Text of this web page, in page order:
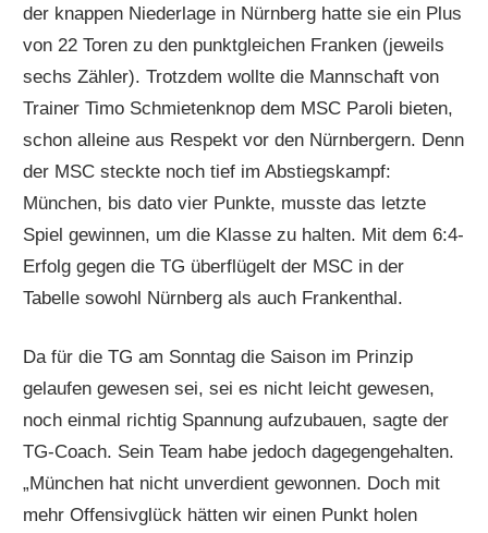
der knappen Niederlage in Nürnberg hatte sie ein Plus
von 22 Toren zu den punktgleichen Franken (jeweils
sechs Zähler). Trotzdem wollte die Mannschaft von
Trainer Timo Schmietenknop dem MSC Paroli bieten,
schon alleine aus Respekt vor den Nürnbergern. Denn
der MSC steckte noch tief im Abstiegskampf:
München, bis dato vier Punkte, musste das letzte
Spiel gewinnen, um die Klasse zu halten. Mit dem 6:4-
Erfolg gegen die TG überflügelt der MSC in der
Tabelle sowohl Nürnberg als auch Frankenthal.
Da für die TG am Sonntag die Saison im Prinzip
gelaufen gewesen sei, sei es nicht leicht gewesen,
noch einmal richtig Spannung aufzubauen, sagte der
TG-Coach. Sein Team habe jedoch dagegengehalten.
„München hat nicht unverdient gewonnen. Doch mit
mehr Offensivglück hätten wir einen Punkt holen